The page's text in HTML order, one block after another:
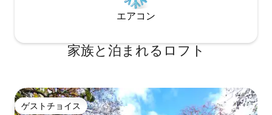
エアコン
家族と泊まれるロフト
ゲストチョイス
ゲストチョイス